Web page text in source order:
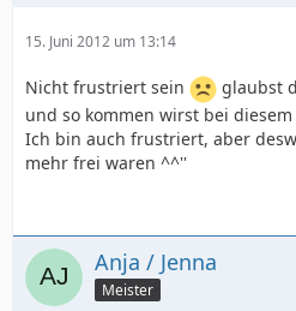
15. Juni 2012 um 13:14
Nicht frustriert sein
glaubst
und so kommen wirst bei diesem
Ich bin auch frustriert, aber
mehr frei waren ^^''
Anja / Jenna
Meister